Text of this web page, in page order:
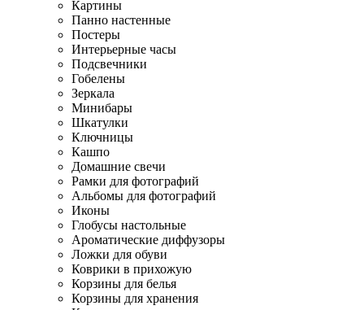
Картины
Панно настенные
Постеры
Интерьерные часы
Подсвечники
Гобелены
Зеркала
Минибары
Шкатулки
Ключницы
Кашпо
Домашние свечи
Рамки для фотографий
Альбомы для фотографий
Иконы
Глобусы настольные
Ароматические диффузоры
Ложки для обуви
Коврики в прихожую
Корзины для белья
Корзины для хранения